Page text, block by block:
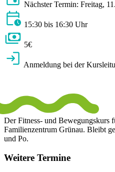
Nächster Termin: Freitag,
15:30 bis 16:30 Uhr
5€
Anmeldung bei der
Der Fitness- und Bewegungskurs
Familienzentrum Grünau. Bleibt
und Po.
Weitere Termine